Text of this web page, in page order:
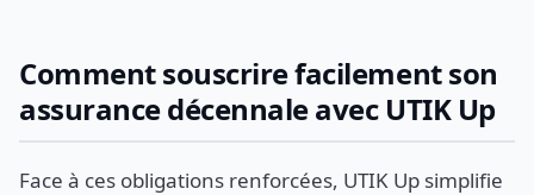
Comment souscrire facilement son
assurance décennale avec UTIK Up
Face à ces obligations renforcées, UTIK Up simplifie